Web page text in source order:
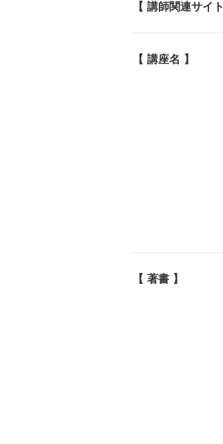
講師関連サイト
講座名
著書